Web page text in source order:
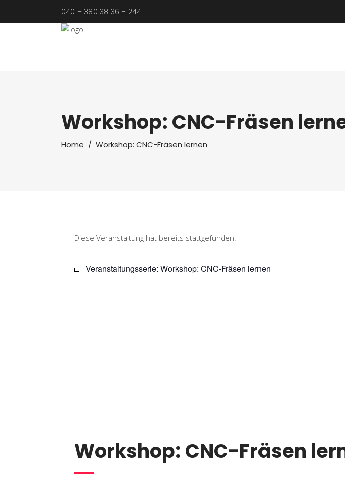
040 – 380 38 36 – 244
Workshop: CNC-Fräsen
Home / Workshop: CNC-Fräsen lernen
Diese Veranstaltung hat bereits stattgefunden.
Veranstaltungsserie: Workshop: CNC-Fräsen lernen
Workshop: CNC-Fräsen